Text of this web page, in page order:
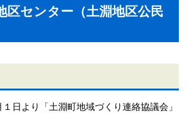
区センター（土淵地区公民
日より「土淵町地域づくり連絡協議会」